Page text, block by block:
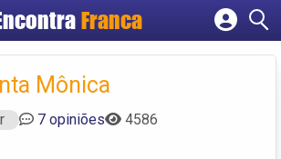
Franca
Cadastrar empresa
Criar conta
Mônica
7 opiniões 4586